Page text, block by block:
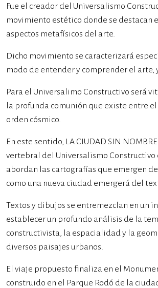
Fue el creador del Universalismo
movimiento estético donde se destacan
aspectos metafísicos del arte.
Dicho movimiento se caracterizará
modo de entender y comprender el arte,
Para el Universalimo Constructivo será
la profunda comunión que existe entre el
orden cósmico.
En este sentido, LA CIUDAD SIN
vertebral del Universalismo Constructivo
abordan las cartografías que emergen
como una nueva ciudad emergerá del
Textos y dibujos se entremezclan en un
establecer un profundo análisis de la
constructivista, la espacialidad y la
diversos paisajes urbanos.
El viaje propuesto finaliza en el
construido en el Parque Rodó de la